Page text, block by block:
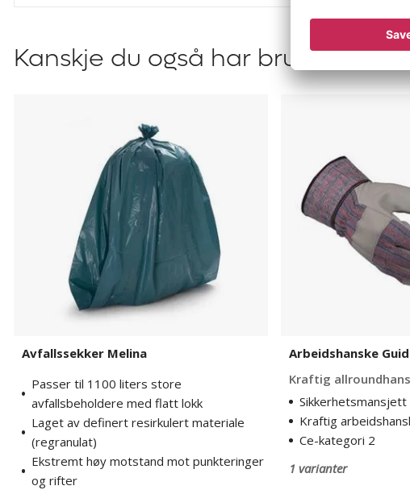
Kanskje du også har bruk for?
Avfallssekker Melina
Passer til 1100 liters store
avfallsbeholdere med flatt lokk
Laget av definert resirkulert materiale
(regranulat)
Ekstremt høy motstand mot punkteringer
og rifter
par/pk.
Arbeidshanske
Kraftig
Kraftig
Ce-kategori 2
1 varianter